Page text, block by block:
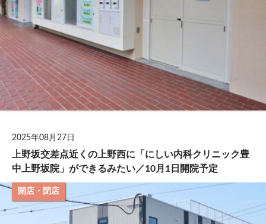
2025年08月27日
上野坂交差点近くの上野西に「にしい内科クリニック豊
中上野坂院」ができるみたい／10月1日開院予定
開店・閉店